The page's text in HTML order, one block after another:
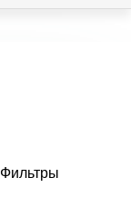
Фильтры